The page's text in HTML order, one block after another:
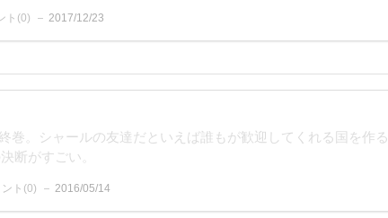
ト(0) 2017/12/23
巻。シャールの友達だといえば誰もが歓迎してくれる国を作る
断がすごい。
ント(0) 2016/05/14